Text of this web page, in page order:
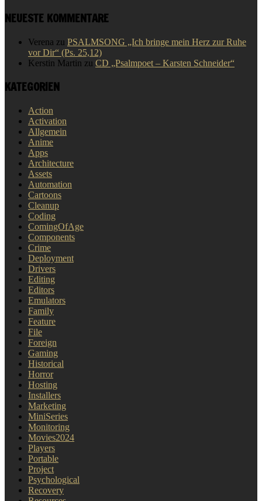
NEUESTE KOMMENTARE
Verena zu PSALMSONG „Ich bringe mein Herz zur Ruhe
vor Dir“ (Ps. 25,12)
Kerstin Martin zu CD „Psalmpoet – Karsten Schneider“
KATEGORIEN
Action
Activation
Allgemein
Anime
Apps
Architecture
Assets
Automation
Cartoons
Cleanup
Coding
ComingOfAge
Components
Crime
Deployment
Drivers
Editing
Editors
Emulators
Family
Feature
File
Foreign
Gaming
Historical
Horror
Hosting
Installers
Marketing
MiniSeries
Monitoring
Movies2024
Players
Portable
Project
Psychological
Recovery